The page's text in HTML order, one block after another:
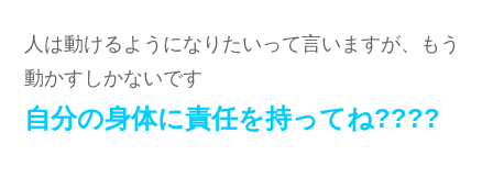
人は動けるようになりたいって言いますが、もう
動かすしかないです
自分の身体に責任を持ってね????